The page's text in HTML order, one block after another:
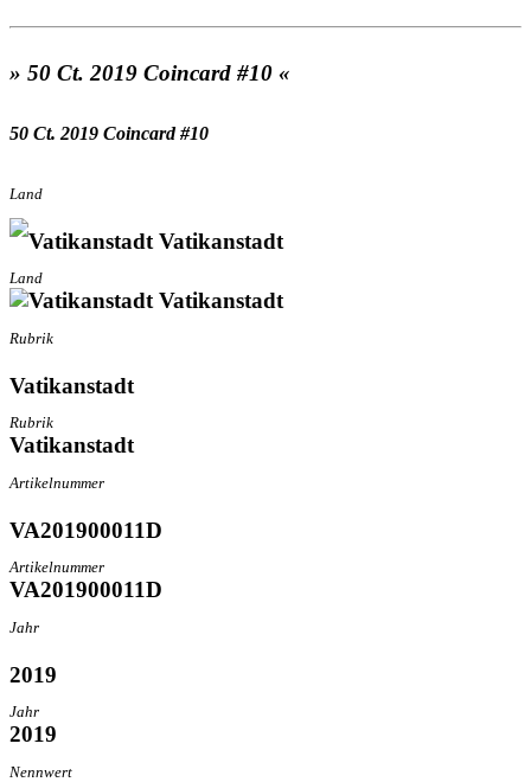
» 50 Ct. 2019 Coincard #10 «
50 Ct. 2019 Coincard #10
Land
Vatikanstadt
Land
Vatikanstadt
Rubrik
Vatikanstadt
Rubrik
Vatikanstadt
Artikelnummer
VA201900011D
Artikelnummer
VA201900011D
Jahr
2019
Jahr
2019
Nennwert